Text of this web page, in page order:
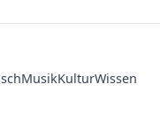
MusikKulturWissen